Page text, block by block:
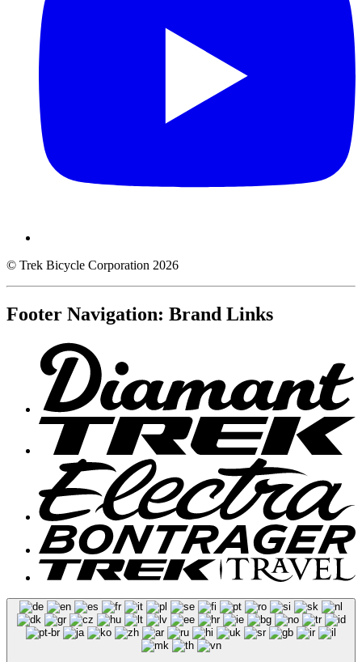
© Trek Bicycle Corporation 2026
Footer Navigation: Brand Links